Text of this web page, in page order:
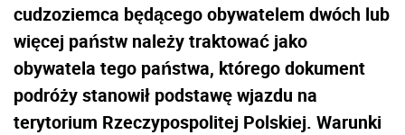
cudzoziemca będącego obywatelem dwóch lub
więcej państw należy traktować jako
obywatela tego państwa, którego dokument
podróży stanowił podstawę wjazdu na
terytorium Rzeczypospolitej Polskiej. Warunki